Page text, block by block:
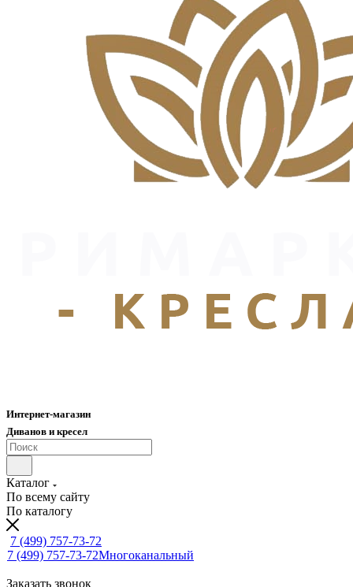
Интернет-магазин
Диванов и кресел
Каталог
По всему сайту
По каталогу
7 (499) 757-73-72
7 (499) 757-73-72Многоканальный
Заказать звонок